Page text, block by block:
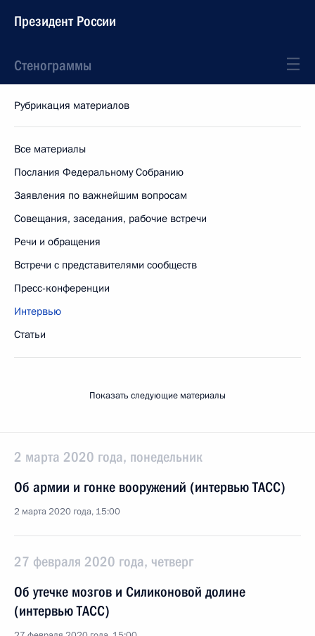
Президент России
Стенограммы
Рубрикация материалов
Все материалы
Послания Федеральному Собранию
Заявления по важнейшим вопросам
Совещания, заседания, рабочие встречи
Речи и обращения
Встречи с представителями сообществ
Пресс-конференции
Интервью
Статьи
Показать следующие материалы
2 марта 2020 года, понедельник
Об армии и гонке вооружений (интервью ТАСС)
2 марта 2020 года, 15:00
27 февраля 2020 года, четверг
Об утечке мозгов и Силиконовой долине
(интервью ТАСС)